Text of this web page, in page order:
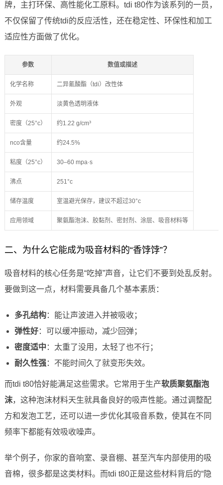
牌，主打环保、高性能化工原料。tdi t80作为该系列的一员，
不仅保留了传统tdi的反应活性，还在稳定性、环保性和加工
适应性方面做了优化。
参数 数值或描述
化学名称 二异氰酸酯（tdi）改性体
外观 淡黄色透明液体
密度（25°c） 约1.22 g/cm³
nco含量 约24.5%
粘度（25°c） 30–60 mpa·s
沸点 251°c
储存温度 室温避光保存，建议不超过30°c
应用领域 聚氨酯泡沫、胶黏剂、密封剂、涂层、吸音材料等
二、为什么它能成为吸音材料的“香饽饽”？
吸音材料的核心任务是“吃掉”声音，让它们不要到处乱反射。
要做到这一点，材料需要具备几个基本素质：
多孔结构：能让声波进入并被吸收；
弹性好：可以缓冲振动，减少回弹；
密度适中 ：太重了没用，太轻了也不行；
耐久性强：不能时间久了就变形失效。
而tdi t80恰好能满足这些需求。它常用于生产软质聚氨酯泡
沫，这种泡沫材料天生就具备良好的吸声性能。通过调整配
方和发泡工艺，还可以进一步优化其吸音系数，使其在不同
频率下都能有效吸收噪声。
举个例子，你家的音响室、录音棚、甚至汽车内部使用的吸
音棉，很多都是这类材料。而tdi t80正是这些材料背后的“隐